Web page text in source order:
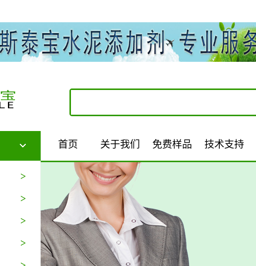
首页 关于我们 免费样品 技术支持